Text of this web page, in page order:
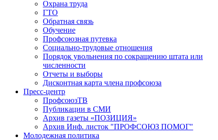
Охрана труда
ГТО
Обратная связь
Обучение
Профсоюзная путевка
Социально-трудовые отношения
Порядок увольнения по сокращению штата или
численности
Отчеты и выборы
Дисконтная карта члена профсоюза
Пресс-центр
ПрофсоюзТВ
Публикации в СМИ
Архив газеты «ПОЗИЦИЯ»
Архив Инф. листок "ПРОФСОЮЗ ПОМОГ"
Молодежная политика